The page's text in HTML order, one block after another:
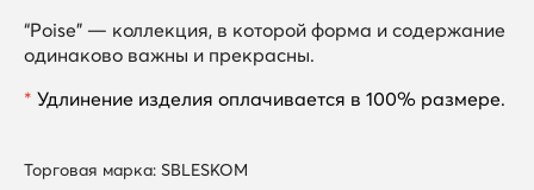
“Poise” — коллекция, в которой форма и содержание
одинаково важны и прекрасны.
* Удлинение изделия оплачивается в 100% размере.
Торговая марка: SBLESKOM